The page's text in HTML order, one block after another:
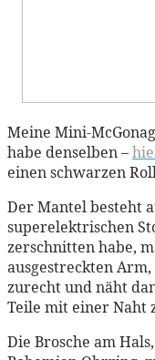
Meine Mini-
habe denselben –
einen schwarzen
Der Mantel besteht
superelektrischen
zerschnitten habe,
ausgestreckten
zurecht und näht
Teile mit einer Naht
Die Brosche am